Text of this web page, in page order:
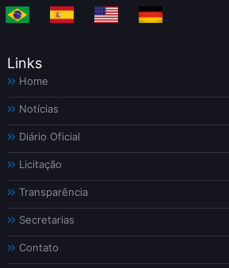
Links
Home
Notícias
Diário Oficial
Licitação
Transparência
Secretarias
Contato